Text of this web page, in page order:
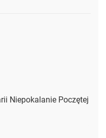
Niepokalanie Poczętej